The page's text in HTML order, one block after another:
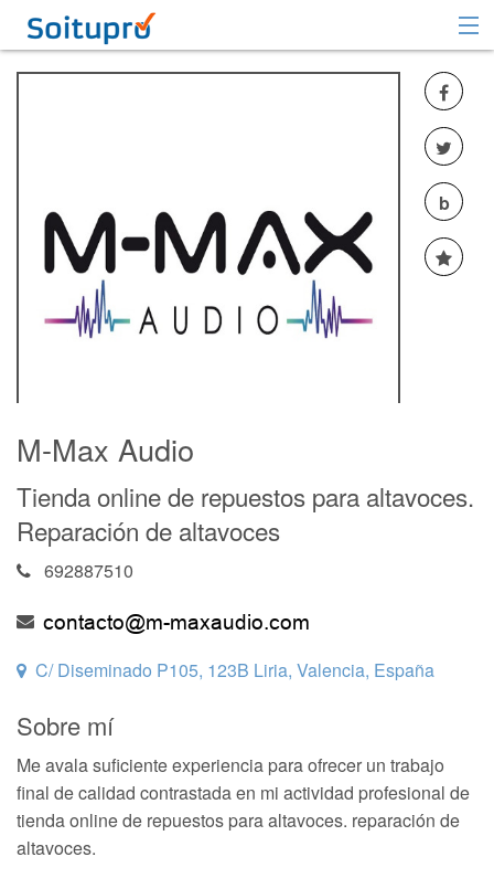
Recomendar
b
M-Max Audio
Tienda online de repuestos para altavoces.
Reparación de altavoces
692887510
C/ Diseminado P105, 123B Liria, Valencia, España
Sobre mí
Me avala suficiente experiencia para ofrecer un trabajo
final de calidad contrastada en mi actividad profesional de
tienda online de repuestos para altavoces. reparación de
altavoces.